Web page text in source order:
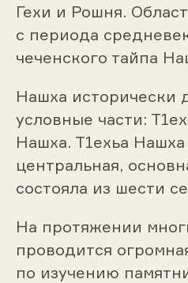
Гехи и Рошня.
с периода
чеченского тайпа
Нашха исторически
условные части:
Нашха. Т1ехьа Нашха
центральная,
состояла из шести
На протяжении
проводится
по изучению